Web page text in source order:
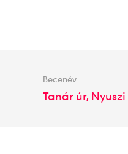
Becenév
Tanár úr, Nyuszi